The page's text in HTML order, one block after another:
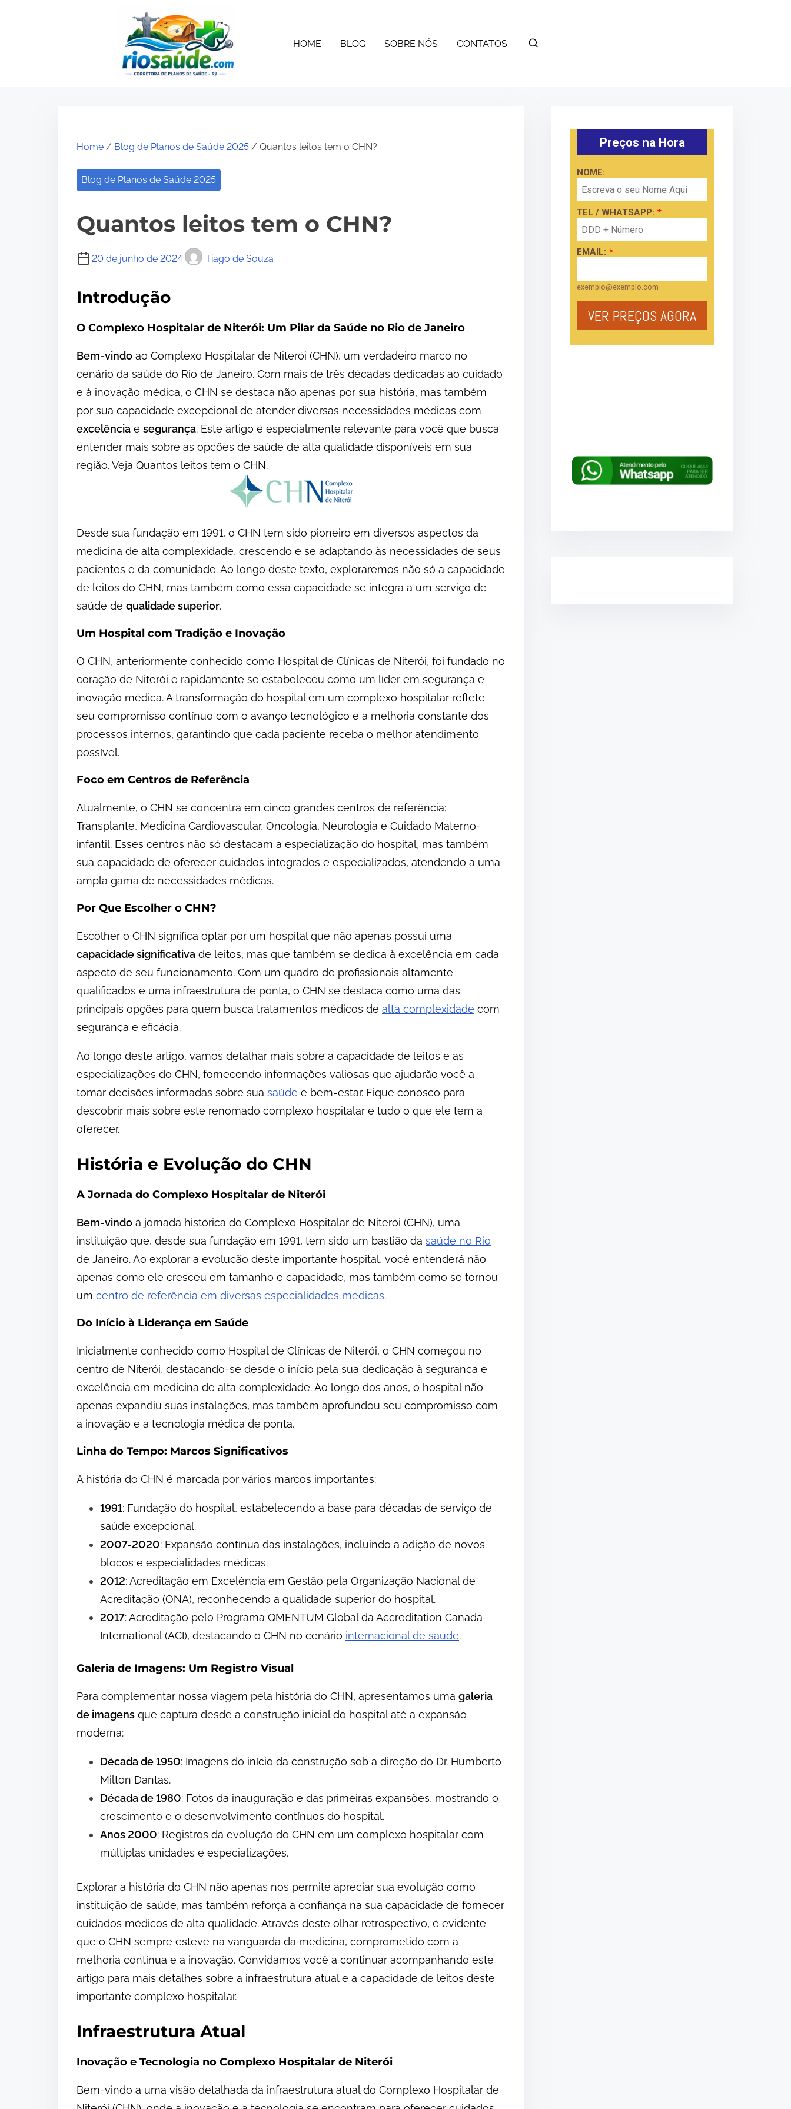
HOME BLOG SOBRE NÓS CONTATOS
Home / Blog de Planos de Saúde 2025 / Quantos leitos tem o CHN?
Blog de Planos de Saúde 2025
Quantos leitos tem o CHN?
20 de junho de 2024 Tiago de Souza
Introdução
O Complexo Hospitalar de Niterói: Um Pilar da Saúde no Rio de Janeiro
Bem-vindo ao Complexo Hospitalar de Niterói (CHN), um verdadeiro marco no
cenário da saúde do Rio de Janeiro. Com mais de três décadas dedicadas ao cuidado
e à inovação médica, o CHN se destaca não apenas por sua história, mas também
por sua capacidade excepcional de atender diversas necessidades médicas com
excelência e segurança. Este artigo é especialmente relevante para você que busca
entender mais sobre as opções de saúde de alta qualidade disponíveis em sua
região. Veja Quantos leitos tem o CHN.
Desde sua fundação em 1991, o CHN tem sido pioneiro em diversos aspectos da
medicina de alta complexidade, crescendo e se adaptando às necessidades de seus
pacientes e da comunidade. Ao longo deste texto, exploraremos não só a capacidade
de leitos do CHN, mas também como essa capacidade se integra a um serviço de
saúde de qualidade superior.
Um Hospital com Tradição e Inovação
O CHN, anteriormente conhecido como Hospital de Clínicas de Niterói, foi fundado no
coração de Niterói e rapidamente se estabeleceu como um líder em segurança e
inovação médica. A transformação do hospital em um complexo hospitalar reflete
seu compromisso contínuo com o avanço tecnológico e a melhoria constante dos
processos internos, garantindo que cada paciente receba o melhor atendimento
possível.
Foco em Centros de Referência
Atualmente, o CHN se concentra em cinco grandes centros de referência:
Transplante, Medicina Cardiovascular, Oncologia, Neurologia e Cuidado Materno-
infantil. Esses centros não só destacam a especialização do hospital, mas também
sua capacidade de oferecer cuidados integrados e especializados, atendendo a uma
ampla gama de necessidades médicas.
Por Que Escolher o CHN?
Escolher o CHN significa optar por um hospital que não apenas possui uma
capacidade significativa de leitos, mas que também se dedica à excelência em cada
aspecto de seu funcionamento. Com um quadro de profissionais altamente
qualificados e uma infraestrutura de ponta, o CHN se destaca como uma das
principais opções para quem busca tratamentos médicos de alta complexidade com
segurança e eficácia.
Ao longo deste artigo, vamos detalhar mais sobre a capacidade de leitos e as
especializações do CHN, fornecendo informações valiosas que ajudarão você a
tomar decisões informadas sobre sua saúde e bem-estar. Fique conosco para
descobrir mais sobre este renomado complexo hospitalar e tudo o que ele tem a
oferecer.
História e Evolução do CHN
A Jornada do Complexo Hospitalar de Niterói
Bem-vindo à jornada histórica do Complexo Hospitalar de Niterói (CHN), uma
instituição que, desde sua fundação em 1991, tem sido um bastião da saúde no Rio
de Janeiro. Ao explorar a evolução deste importante hospital, você entenderá não
apenas como ele cresceu em tamanho e capacidade, mas também como se tornou
um centro de referência em diversas especialidades médicas.
Do Início à Liderança em Saúde
Inicialmente conhecido como Hospital de Clínicas de Niterói, o CHN começou no
centro de Niterói, destacando-se desde o início pela sua dedicação à segurança e
excelência em medicina de alta complexidade. Ao longo dos anos, o hospital não
apenas expandiu suas instalações, mas também aprofundou seu compromisso com
a inovação e a tecnologia médica de ponta.
Linha do Tempo: Marcos Significativos
A história do CHN é marcada por vários marcos importantes:
1991: Fundação do hospital, estabelecendo a base para décadas de serviço de
saúde excepcional.
2007-2020: Expansão contínua das instalações, incluindo a adição de novos
blocos e especialidades médicas.
2012: Acreditação em Excelência em Gestão pela Organização Nacional de
Acreditação (ONA), reconhecendo a qualidade superior do hospital.
2017: Acreditação pelo Programa QMENTUM Global da Accreditation Canada
International (ACI), destacando o CHN no cenário internacional de saúde.
Galeria de Imagens: Um Registro Visual
Para complementar nossa viagem pela história do CHN, apresentamos uma galeria
de imagens que captura desde a construção inicial do hospital até a expansão
moderna:
Década de 1950: Imagens do início da construção sob a direção do Dr. Humberto
Milton Dantas.
Década de 1980: Fotos da inauguração e das primeiras expansões, mostrando o
crescimento e o desenvolvimento contínuos do hospital.
Anos 2000: Registros da evolução do CHN em um complexo hospitalar com
múltiplas unidades e especializações.
Explorar a história do CHN não apenas nos permite apreciar sua evolução como
instituição de saúde, mas também reforça a confiança na sua capacidade de fornecer
cuidados médicos de alta qualidade. Através deste olhar retrospectivo, é evidente
que o CHN sempre esteve na vanguarda da medicina, comprometido com a
melhoria contínua e a inovação. Convidamos você a continuar acompanhando este
artigo para mais detalhes sobre a infraestrutura atual e a capacidade de leitos deste
importante complexo hospitalar.
Infraestrutura Atual
Inovação e Tecnologia no Complexo Hospitalar de Niterói
Bem-vindo a uma visão detalhada da infraestrutura atual do Complexo Hospitalar de